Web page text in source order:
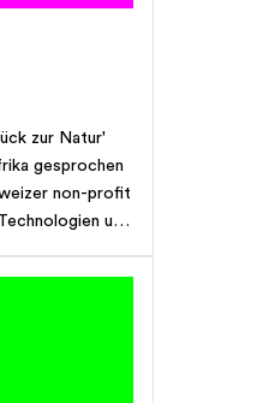
Festangestellte
zur Natur'
gesprochen
non-profit
und